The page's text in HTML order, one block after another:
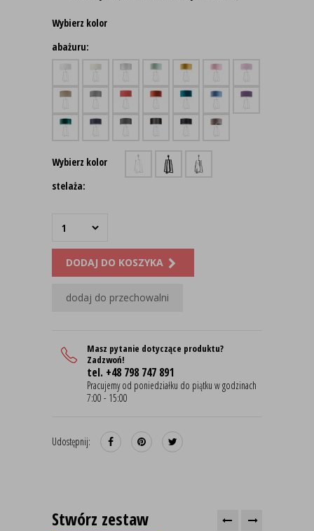
Wybierz kolor
abażuru:
Wybierz kolor
stelaża:
DODAJ DO KOSZYKA
dodaj do przechowalni
Masz pytanie dotyczące produktu?
Zadzwoń!
tel. +48 798 747 891
Pracujemy od poniedziałku do piątku w godzinach
7:00 - 15:00
Udostępnij:
Stwórz zestaw